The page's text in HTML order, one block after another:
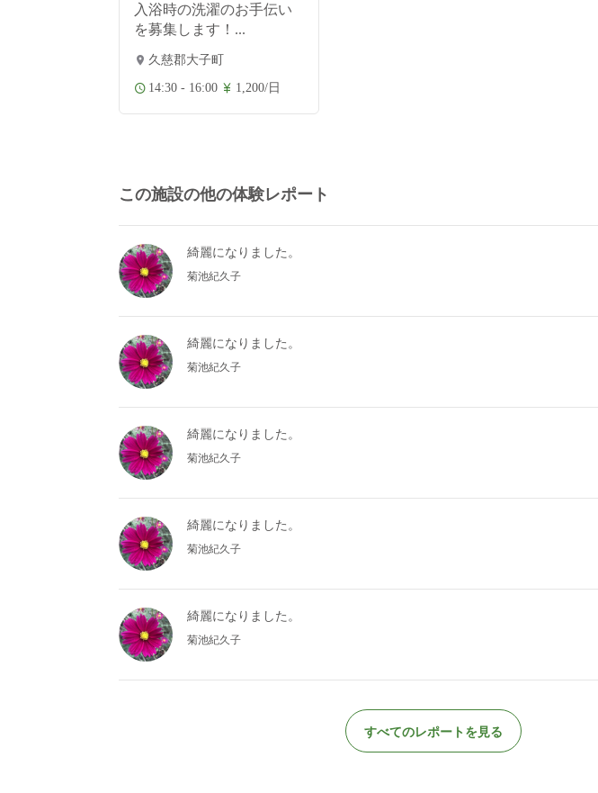
入浴時の洗濯のお手伝い
を募集します！...
久慈郡大子町
14:30 - 16:00 1,200/日
この施設の他の体験レポート
綺麗になりました。
菊池紀久子
綺麗になりました。
菊池紀久子
綺麗になりました。
菊池紀久子
綺麗になりました。
菊池紀久子
綺麗になりました。
菊池紀久子
すべてのレポートを見る